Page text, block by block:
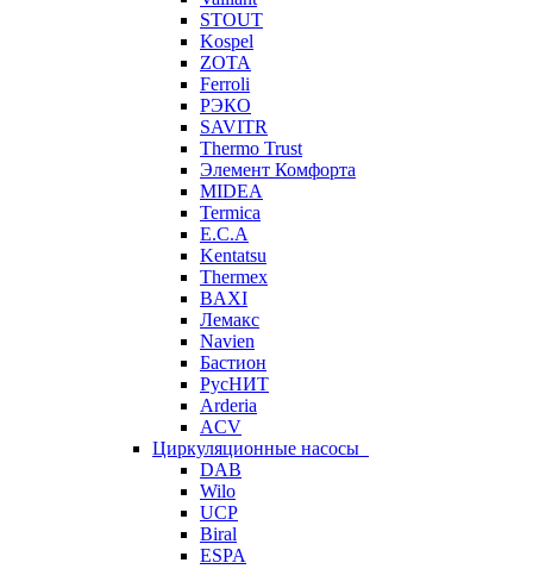
STOUT
Kospel
ZOTA
Ferroli
РЭКО
SAVITR
Thermo Trust
Элемент Комфорта
MIDEA
Termica
E.C.A
Kentatsu
Thermex
BAXI
Лемакс
Navien
Бастион
РусНИТ
Arderia
ACV
Циркуляционные насосы
DAB
Wilo
UCP
Biral
ESPA